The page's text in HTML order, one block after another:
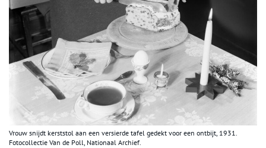
Vrouw snijdt kerststol aan een versierde tafel gedekt voor een ontbijt, 1931.
Fotocollectie Van de Poll, Nationaal Archief.